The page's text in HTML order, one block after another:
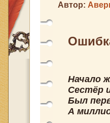
Автор:
Начало
Сестёр
Был
А